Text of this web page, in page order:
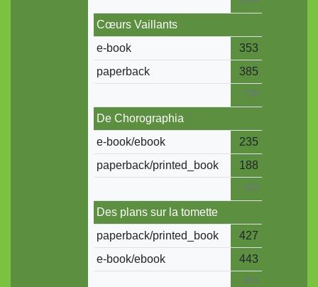
Cœurs Vaillants
e-book
353
paperback
385
738
De Chorographia
e-book/ebook
235
paperback/printed_book
188
423
Des plans sur la tomette
paperback/printed_book
427
e-book/ebook
443
870